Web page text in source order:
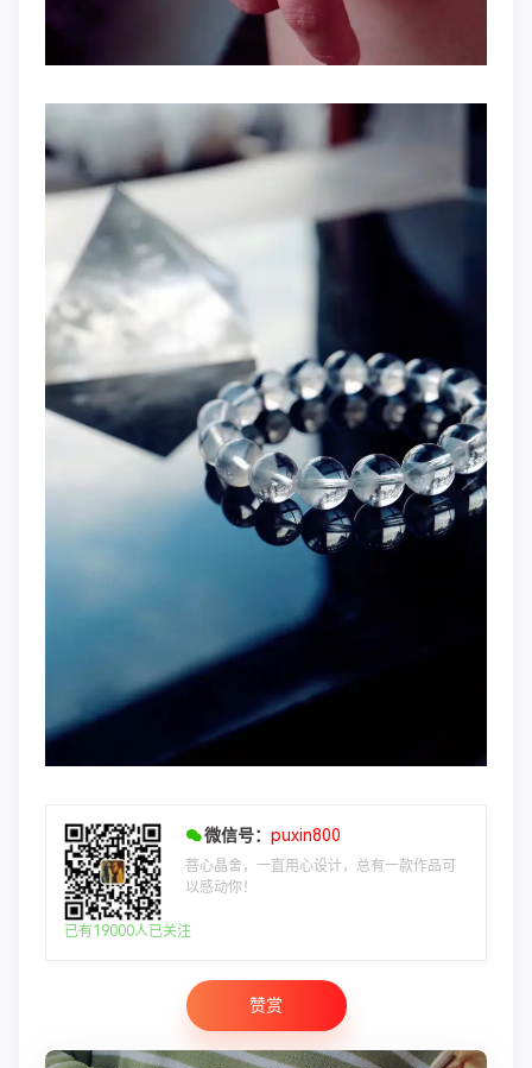
微信号： puxin800
菩心晶舍，一直用心设计，总有一款作品可
以感动你！
已有19000人已关注
赞赏